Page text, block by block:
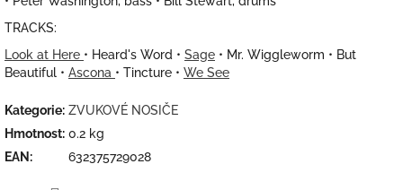
TRACKS:
Look at Here • Heard's Word • Sage • Mr. Wiggleworm • But
Beautiful • Ascona • Tincture • We See
Kategorie: ZVUKOVÉ NOSIČE
Hmotnost: 0.2 kg
EAN : 632375729028